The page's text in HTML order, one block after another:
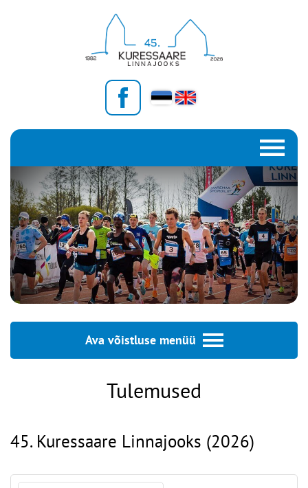
Ava võistluse menüü
Tulemused
45. Kuressaare Linnajooks (2026)